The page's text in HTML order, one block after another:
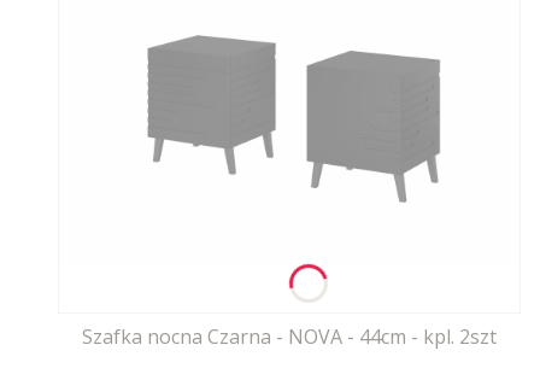
Szafka nocna Czarna - NOVA - 44cm - kpl. 2szt